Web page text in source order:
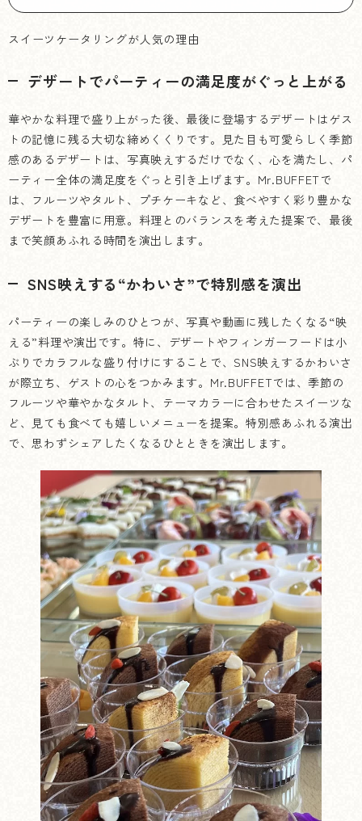
スイーツケータリングが人気の理由
デザートでパーティーの満足度がぐっと上がる
華やかな料理で盛り上がった後、最後に登場するデザートはゲス
トの記憶に残る大切な締めくくりです。見た目も可愛らしく季節
感のあるデザートは、写真映えするだけでなく、心を満たし、パ
ーティー全体の満足度をぐっと引き上げます。Mr.BUFFETで
は、フルーツやタルト、プチケーキなど、食べやすく彩り豊かな
デザートを豊富に用意。料理とのバランスを考えた提案で、最後
まで笑顔あふれる時間を演出します。
SNS映えする“かわいさ”で特別感を演出
パーティーの楽しみのひとつが、写真や動画に残したくなる“映
える”料理や演出です。特に、デザートやフィンガーフードは小
ぶりでカラフルな盛り付けにすることで、SNS映えするかわいさ
が際立ち、ゲストの心をつかみます。Mr.BUFFETでは、季節の
フルーツや華やかなタルト、テーマカラーに合わせたスイーツな
ど、見ても食べても嬉しいメニューを提案。特別感あふれる演出
で、思わずシェアしたくなるひとときを演出します。